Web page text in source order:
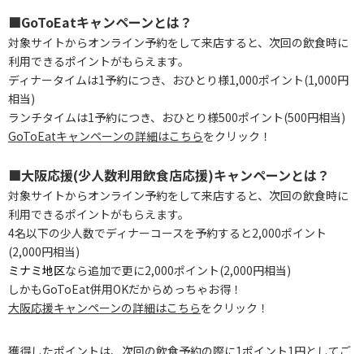
■GoToEatキャンペーンとは？
対象サイトからオンライン予約をして来店すると、次回の飲食時に
利用できるポイントがもらえます。
ディナータイムは1予約につき、おひとり様1,000ポイント(1,000円
相当)
ランチタイムは1予約につき、おひとり様500ポイント(500円相当)
GoToEatキャンペーンの詳細はこちらをクリック！
■大阪応援(少人数利用飲食店応援)キャンペーンとは？
対象サイトからオンライン予約をして来店すると、次回の飲食時に
利用できるポイントがもらえます。
4名以下の少人数でディナーコースを予約すると2,000ポイント
(2,000円相当)
ミナミ地区なら追加で更に2,000ポイント(2,000円相当)
しかもGoToEat併用OKだからめっちゃお得！
大阪応援キャンペーンの詳細はこちらをクリック！